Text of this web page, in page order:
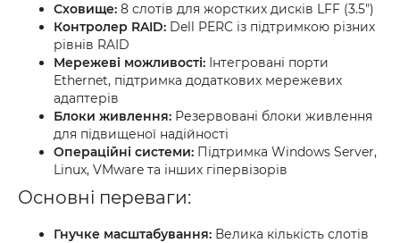
Сховище: 8 слотів для жорстких дисків LFF (3.5")
Контролер RAID: Dell PERC із підтримкою різних
рівнів RAID
Мережеві можливості: Інтегровані порти
Ethernet, підтримка додаткових мережевих
адаптерів
Блоки живлення: Резервовані блоки живлення
для підвищеної надійності
Операційні системи: Підтримка Windows Server,
Linux, VMware та інших гіпервізорів
Основні переваги:
Гнучке масштабування: Велика кількість слотів